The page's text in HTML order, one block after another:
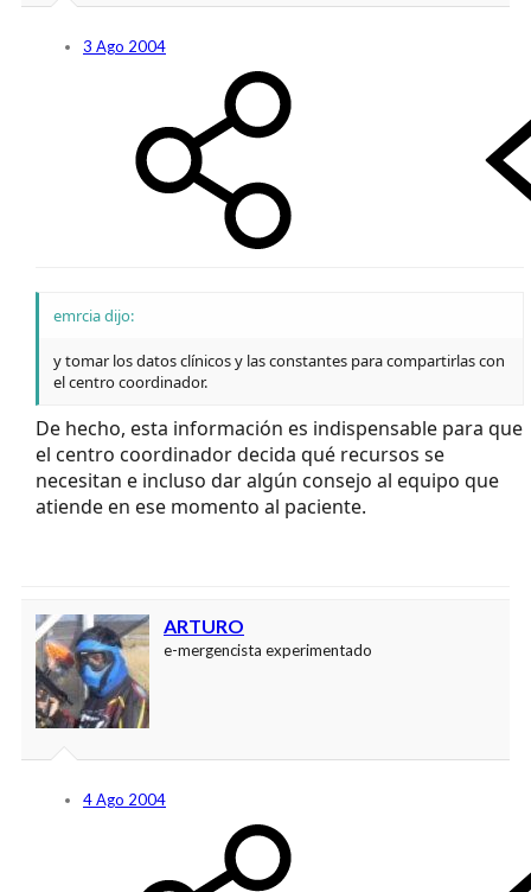
3 Ago 2004
emrcia dijo:
y tomar los datos clínicos y las constantes para compartirlas con
el centro coordinador.
De hecho, esta información es indispensable para que
el centro coordinador decida qué recursos se
necesitan e incluso dar algún consejo al equipo que
atiende en ese momento al paciente.
ARTURO
e-mergencista experimentado
4 Ago 2004